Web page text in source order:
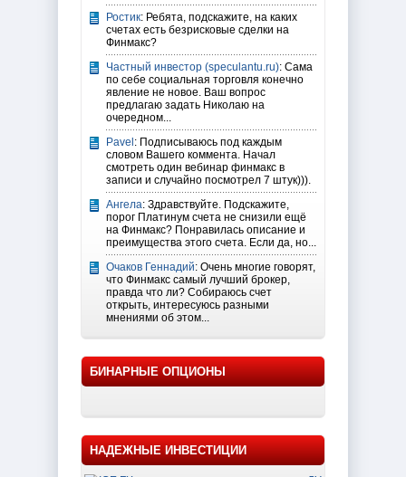
Ростик: Ребята, подскажите, на каких
счетах есть безрисковые сделки на
Финмакс?
Частный инвестор (speculantu.ru): Сама
по себе социальная торговля конечно
явление не новое. Ваш вопрос
предлагаю задать Николаю на
очередном...
Pavel : Подписываюсь под каждым
словом Вашего коммента. Начал
смотреть один вебинар финмакс в
записи и случайно посмотрел 7 штук))).
Ангела: Здравствуйте. Подскажите,
порог Платинум счета не снизили ещё
на Финмакс? Понравилась описание и
преимущества этого счета. Если да, но...
Очаков Геннадий: Очень многие говорят,
что Финмакс самый лучший брокер,
правда что ли? Собираюсь счет
открыть, интересуюсь разными
мнениями об этом...
БИНАРНЫЕ ОПЦИОНЫ
НАДЕЖНЫЕ ИНВЕСТИЦИИ